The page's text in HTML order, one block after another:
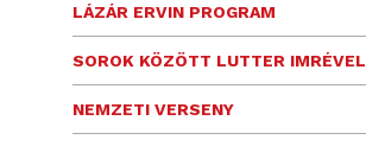
LÁZÁR ERVIN PROGRAM
SOROK KÖZÖTT LUTTER IMRÉVEL
NEMZETI VERSENY